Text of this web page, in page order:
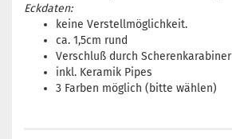
Eckdaten:
keine Verstellmöglichkeit.
ca. 1,5cm rund
Verschluß durch Scherenkarabiner
inkl. Keramik Pipes
3 Farben möglich (bitte wählen)